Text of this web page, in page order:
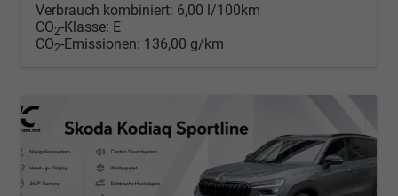
Verbrauch kombiniert: 6,00 l/100km
CO2-Klasse: E
CO2-Emissionen: 136,00 g/km